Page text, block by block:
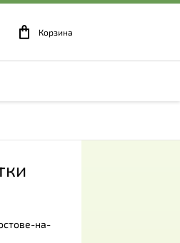
Корзина
на-